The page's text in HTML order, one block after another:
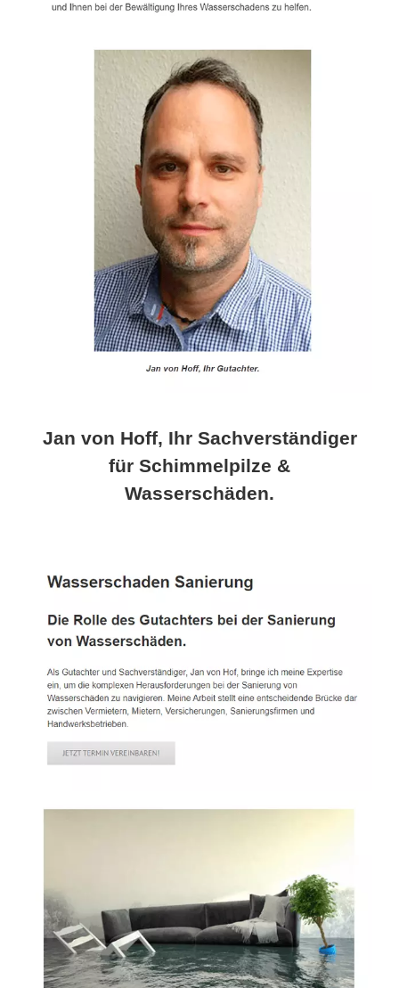
Jan von Hoff, Ihr Sachverständiger
für Schimmelpilze &
Wasserschäden.